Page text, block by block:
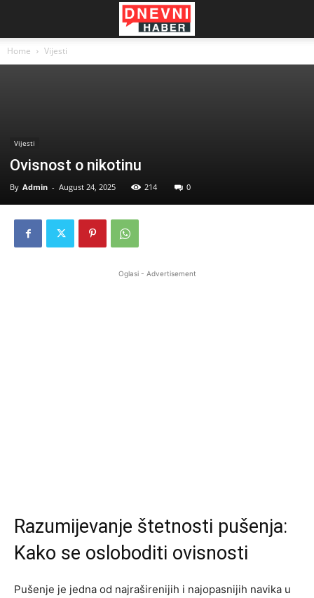
Home Vijesti
Vijesti
Ovisnost o nikotinu
By Admin - August 24, 2025 214 0
Oglasi - Advertisement
Razumijevanje štetnosti pušenja:
Kako se osloboditi ovisnosti
Pušenje je jedna od najraširenijih i najopasnijih navika u